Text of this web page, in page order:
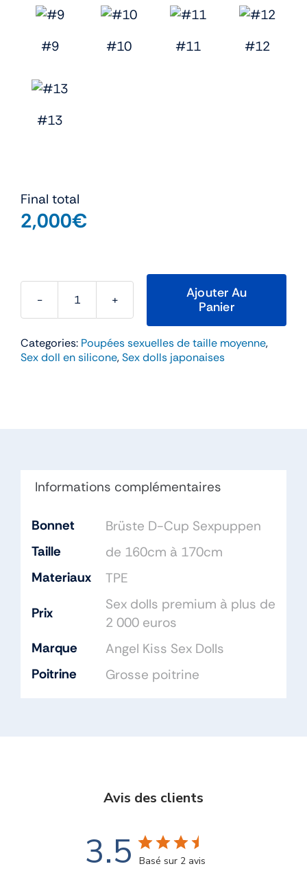
#9 #10 #11 #12
#13
Final total
2,000€
quantité
Kanon
–
Ajouter Au
Panier
Categories: Poupées sexuelles de taille moyenne,
Sex doll en silicone,Sex dolls japonaises
Informations complémentaires
Bonnet
Brüste D-Cup Sexpuppen
Taille
de 160cm à 170cm
Materiaux
TPE
Prix
Sex dolls premium à plus de
2 000 euros
Marque
Angel Kiss Sex Dolls
Poitrine
Grosse poitrine
Avis des clients
3.5 Basé sur 2 avis